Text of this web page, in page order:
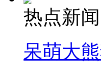
热点新闻
呆萌大